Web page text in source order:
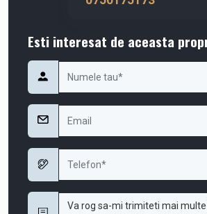
Esti interesat de aceasta